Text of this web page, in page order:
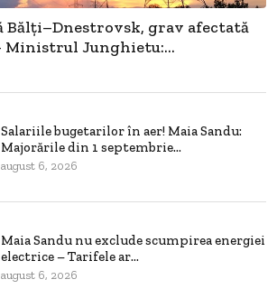
Bălți–Dnestrovsk, grav afectată
Junghietu:...
Salariile bugetarilor în aer! Maia Sandu:
Majorările din 1 septembrie...
august 6, 2026
Maia Sandu nu exclude scumpirea energiei
electrice – Tarifele ar...
august 6, 2026